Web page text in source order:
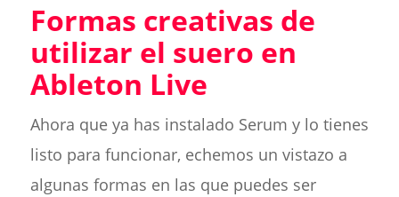
Formas creativas de
utilizar el suero en
Ableton Live
Ahora que ya has instalado Serum y lo tienes
listo para funcionar, echemos un vistazo a
algunas formas en las que puedes ser